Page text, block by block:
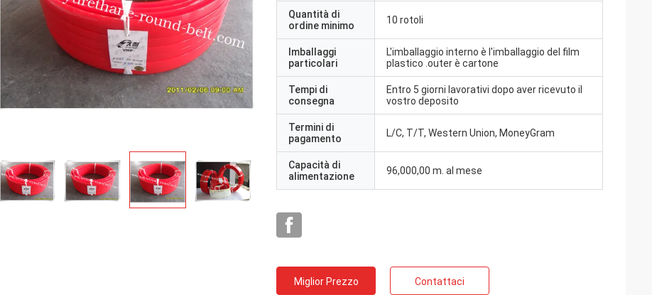
Quantità di
ordine minimo
10 rotoli
Imballaggi
particolari
L'imballaggio interno è l'imballaggio del film
plastico .outer è cartone
Tempi di
consegna
Entro 5 giorni lavorativi dopo aver ricevuto il
vostro deposito
Termini di
pagamento
L/C, T/T, Western Union, MoneyGram
Capacità di
alimentazione
96,000,00 m. al mese
Miglior Prezzo Contattaci